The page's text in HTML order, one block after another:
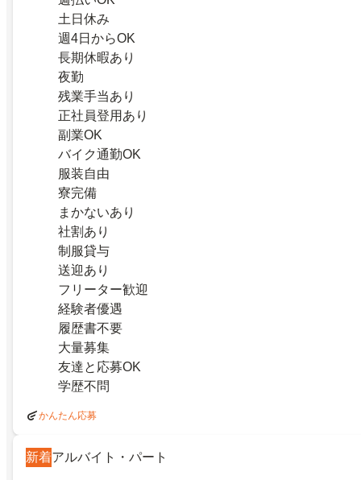
土日休み
週4日からOK
長期休暇あり
夜勤
残業手当あり
正社員登用あり
副業OK
バイク通勤OK
服装自由
寮完備
まかないあり
社割あり
制服貸与
送迎あり
フリーター歓迎
経験者優遇
履歴書不要
大量募集
友達と応募OK
学歴不問
かんたん応募
新着アルバイト・パート